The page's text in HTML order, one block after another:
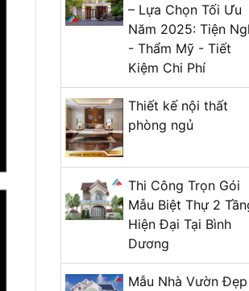
thự mini 3 tầng đẹp năm
+ Mở nhóm...
– Lựa Chọn Tối Ưu
Năm 2025: Tiện
- Thẩm Mỹ - Tiết
Kiệm Chi Phí
Thiết kế nội thất
phòng ngủ
Thi Công Trọn Gói
Mẫu Biệt Thự 2
Hiện Đại Tại Bình
Dương
Mẫu Nhà Vườn Đẹp